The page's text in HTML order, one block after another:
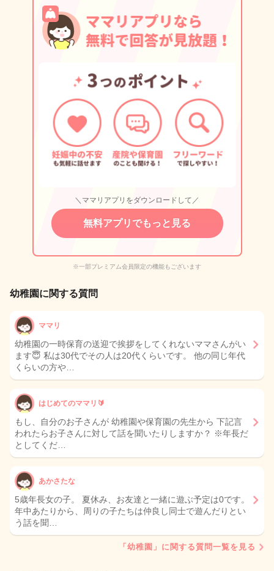
＼ママリアプリをダウンロードして／
無料アプリでもっと見る
※一部プレミアム会員限定の機能もございます
幼稚園に関する質問
ママリ
幼稚園の一時保育の送迎で挨拶をしてくれないママさんがい
ます😇 私は30代でその人は20代くらいです。 他の同じ年代
くらいの方や…
はじめてのママリ🔰
もし、自分のお子さんが 幼稚園や保育園の先生から 下記言
われたらお子さんに対して話を聞いたりしますか？ ※年長だ
としてくだ…
あかさたな
5歳年長女の子。 夏休み、お友達と一緒に遊ぶ予定は0です。
年中あたりから、周りの子たちは仲良し同士で遊んだりとい
う話を聞…
「幼稚園」に関する質問一覧を見る